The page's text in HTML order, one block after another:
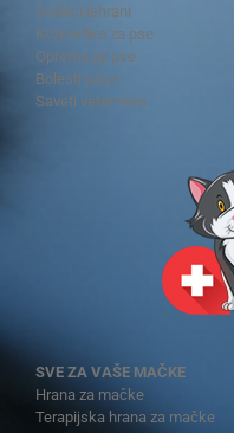
Dodaci ishrani
Kozmetika za pse
Oprema za pse
Bolesti pasa
Saveti veterinara
SVE ZA VAŠE MAČKE
Hrana za mačke
Terapijska hrana za mačke